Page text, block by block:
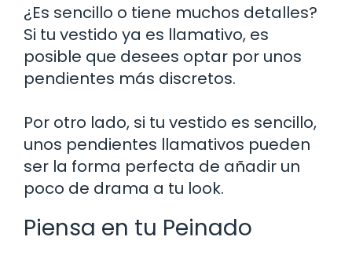
¿Es sencillo o tiene muchos detalles?
Si tu vestido ya es llamativo, es
posible que desees optar por unos
pendientes más discretos.
Por otro lado, si tu vestido es sencillo,
unos pendientes llamativos pueden
ser la forma perfecta de añadir un
poco de drama a tu look.
Piensa en tu Peinado